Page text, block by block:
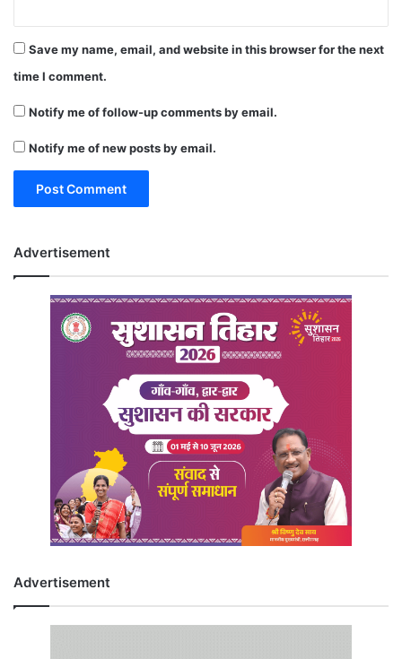
Save my name, email, and website in this browser for the next
time I comment.
Notify me of follow-up comments by email.
Notify me of new posts by email.
Advertisement
Advertisement